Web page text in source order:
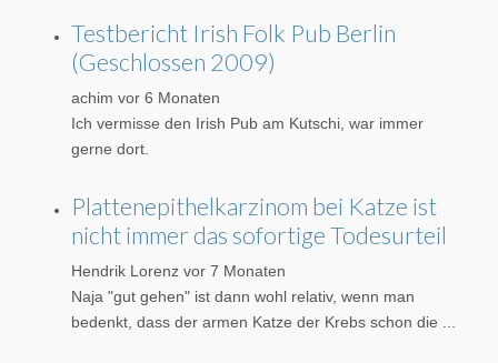
Testbericht Irish Folk Pub Berlin
(Geschlossen 2009)
achim vor 6 Monaten
Ich vermisse den Irish Pub am Kutschi, war immer
gerne dort.
Plattenepithelkarzinom bei Katze ist
nicht immer das sofortige Todesurteil
Hendrik Lorenz vor 7 Monaten
Naja "gut gehen" ist dann wohl relativ, wenn man
bedenkt, dass der armen Katze der Krebs schon die ...